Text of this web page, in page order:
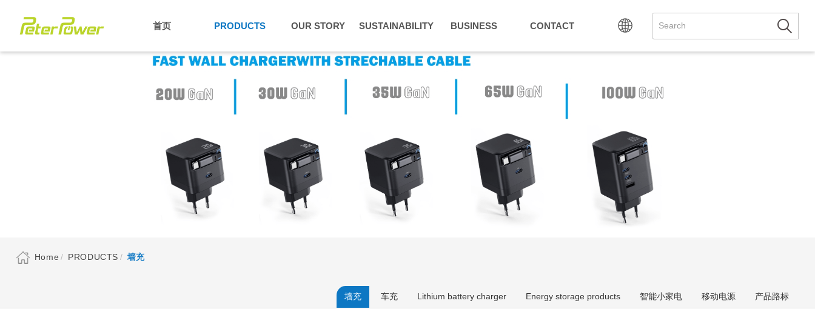
首页 PRODUCTS OUR STORY SUSTAINABILITY BUSINESS CONTACT
Home PRODUCTS 墙充
墙充 车充 Lithium battery charger Energy storage products 智能小家电 移动电源 产品路标